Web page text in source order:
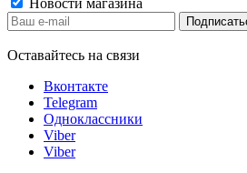
Оставайтесь на связи
Вконтакте
Telegram
Одноклассники
Viber
Viber